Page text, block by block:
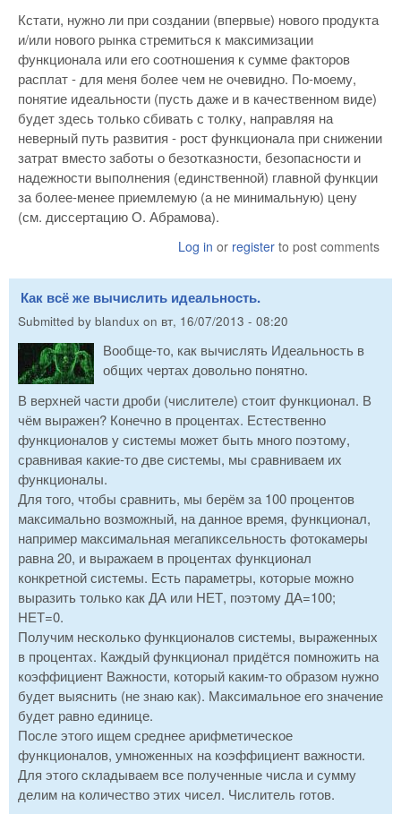
Кстати, нужно ли при создании (впервые) нового продукта
и/или нового рынка стремиться к максимизации
функционала или его соотношения к сумме факторов
расплат - для меня более чем не очевидно. По-моему,
понятие идеальности (пусть даже и в качественном виде)
будет здесь только сбивать с толку, направляя на
неверный путь развития - рост функционала при снижении
затрат вместо заботы о безотказности, безопасности и
надежности выполнения (единственной) главной функции
за более-менее приемлемую (а не минимальную) цену
(см. диссертацию О. Абрамова).
Log in or register to post comments
Как всё же вычислить идеальность.
Submitted by blandux on вт, 16/07/2013 - 08:20
Вообще-то, как вычислять Идеальность в
общих чертах довольно понятно.
В верхней части дроби (числителе) стоит функционал. В
чём выражен? Конечно в процентах. Естественно
функционалов у системы может быть много поэтому,
сравнивая какие-то две системы, мы сравниваем их
функционалы.
Для того, чтобы сравнить, мы берём за 100 процентов
максимально возможный, на данное время, функционал,
например максимальная мегапиксельность фотокамеры
равна 20, и выражаем в процентах функционал
конкретной системы. Есть параметры, которые можно
выразить только как ДА или НЕТ, поэтому ДА=100;
НЕТ=0.
Получим несколько функционалов системы, выраженных
в процентах. Каждый функционал придётся помножить на
коэффициент Важности, который каким-то образом нужно
будет выяснить (не знаю как). Максимальное его значение
будет равно единице.
После этого ищем среднее арифметическое
функционалов, умноженных на коэффициент важности.
Для этого складываем все полученные числа и сумму
делим на количество этих чисел. Числитель готов.